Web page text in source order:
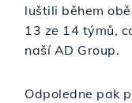
luštili během
13 ze 14 týmů,
naší AD Group.
Odpoledne pak